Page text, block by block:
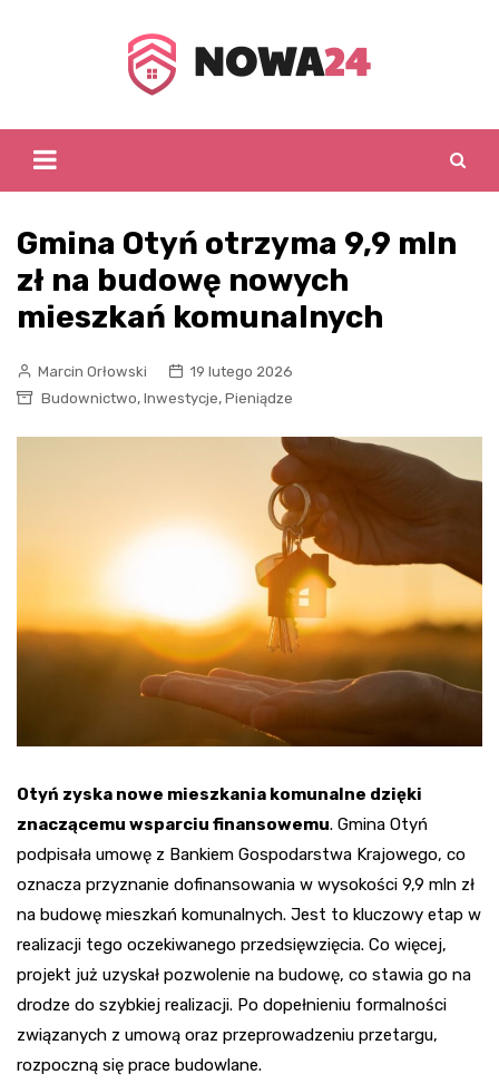
Gmina Otyń otrzyma 9,9 mln
zł na budowę nowych
mieszkań komunalnych
Marcin Orłowski
19 lutego 2026
Budownictwo, Inwestycje, Pieniądze
Otyń zyska nowe mieszkania komunalne dzięki
znaczącemu wsparciu finansowemu. Gmina Otyń
podpisała umowę z Bankiem Gospodarstwa Krajowego, co
oznacza przyznanie dofinansowania w wysokości 9,9 mln zł
na budowę mieszkań komunalnych. Jest to kluczowy etap w
realizacji tego oczekiwanego przedsięwzięcia. Co więcej,
projekt już uzyskał pozwolenie na budowę, co stawia go na
drodze do szybkiej realizacji. Po dopełnieniu formalności
związanych z umową oraz przeprowadzeniu przetargu,
rozpoczną się prace budowlane.